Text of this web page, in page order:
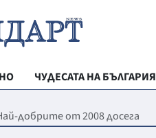
ЧУДЕСАТА НА БЪЛГАРИЯ
ВЕСТНИК
добрите от 2008 досега